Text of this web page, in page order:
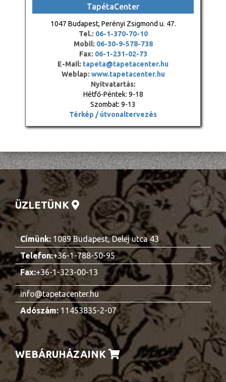
TapétaCenter
1047 Budapest, Perényi Zsigmond u. 47.
Tel.: 06-1-370-70-10
Mobil: 06-30-9-578-738
Fax: 06-1-231-02-73
E-Mail: tapeta@tapetacenter.hu
Weblap: www.tapetacenter.hu
Nyitvatartás:
Hétfő-Péntek: 9-18
Szombat: 9-13
Térkép / útvonaltervezés
ÜZLETÜNK
Címünk: 1089 Budapest, Delej utca 43
Telefon:+36-1-788-50-95
Fax:+36-1-323-00-13
info@tapetacenter.hu
Adószám:11453835-2-07
WEBÁRUHÁZAINK